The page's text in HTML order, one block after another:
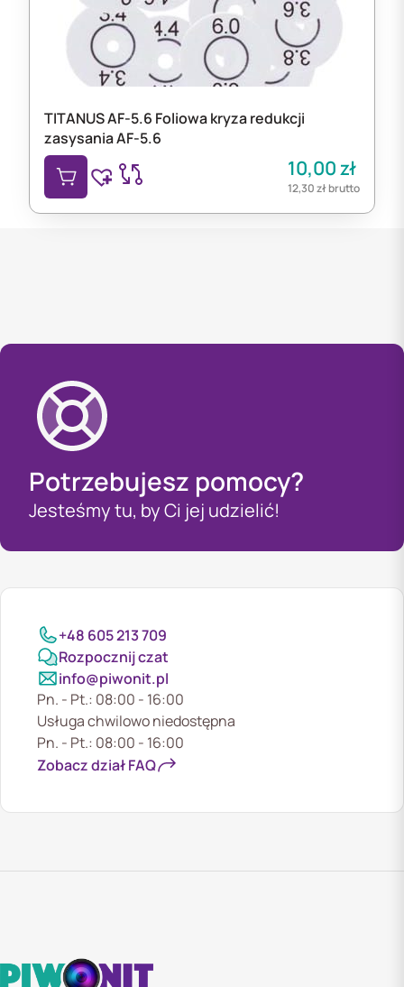
TITANUS AF-5.6 Foliowa kryza redukcji
zasysania AF-5.6
10,00zł
12,30złbrutto
Potrzebujesz pomocy?
Jesteśmy tu, by Ci jej udzielić!
+48 605 213 709
Rozpocznij czat
info@piwonit.pl
Pn. - Pt.: 08:00 - 16:00
Usługa chwilowo niedostępna
Pn. - Pt.: 08:00 - 16:00
Zobacz dział FAQ